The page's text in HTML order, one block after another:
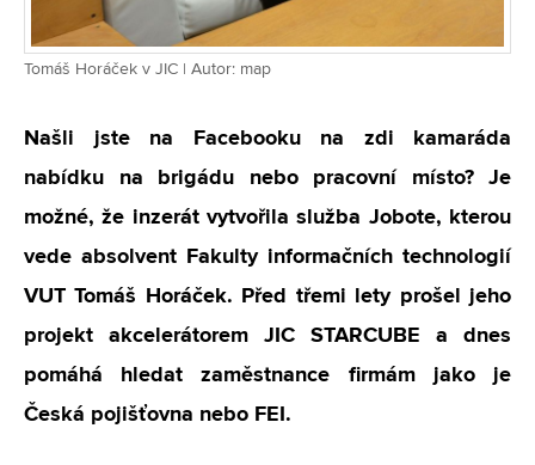
Tomáš Horáček v JIC | Autor: map
Našli jste na Facebooku na zdi kamaráda
nabídku na brigádu nebo pracovní místo? Je
možné, že inzerát vytvořila služba Jobote, kterou
vede absolvent Fakulty informačních technologií
VUT Tomáš Horáček. Před třemi lety prošel jeho
projekt akcelerátorem JIC STARCUBE a dnes
pomáhá hledat zaměstnance firmám jako je
Česká pojišťovna nebo FEI.